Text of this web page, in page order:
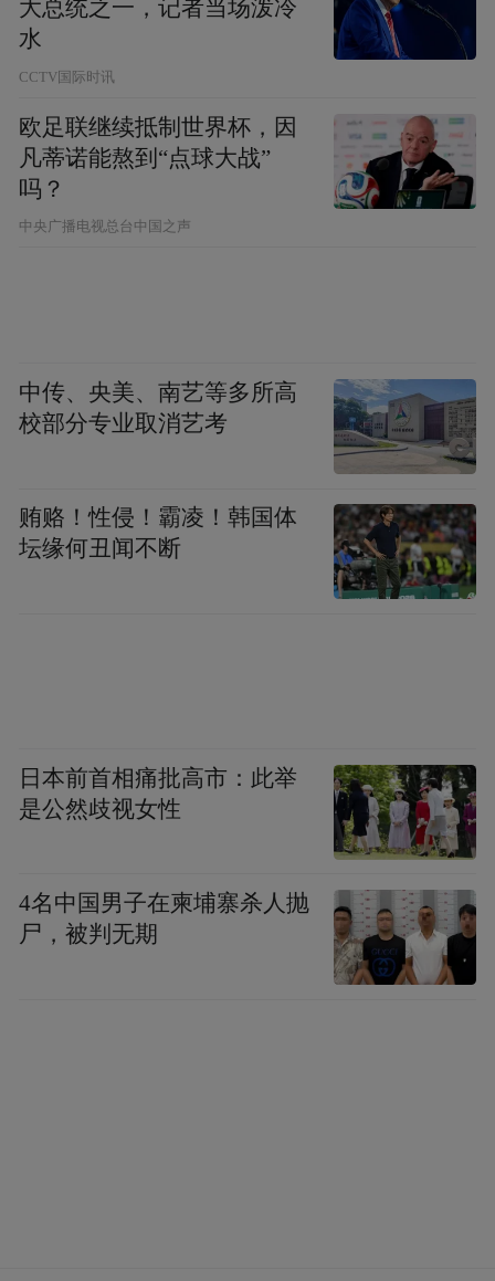
大总统之一，记者当场泼冷
水
CCTV国际时讯
欧足联继续抵制世界杯，因
凡蒂诺能熬到“点球大战”
吗？
中央广播电视总台中国之声
中传、央美、南艺等多所高
校部分专业取消艺考
贿赂！性侵！霸凌！韩国体
坛缘何丑闻不断
日本前首相痛批高市：此举
是公然歧视女性
4名中国男子在柬埔寨杀人抛
尸，被判无期